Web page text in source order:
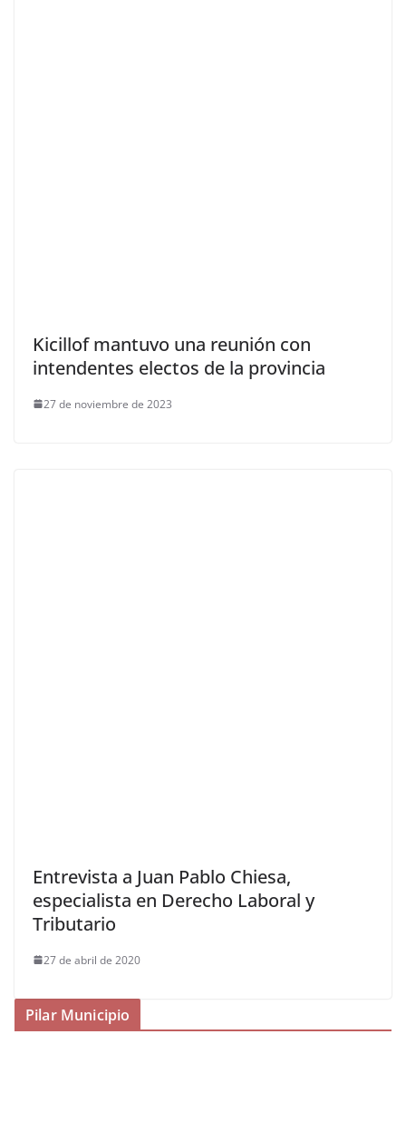
Kicillof mantuvo una reunión con
intendentes electos de la provincia
27 de noviembre de 2023
Entrevista a Juan Pablo Chiesa,
especialista en Derecho Laboral y
Tributario
27 de abril de 2020
Pilar Municipio